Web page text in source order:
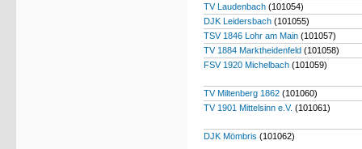
TV Laudenbach (101054)
DJK Leidersbach (101055)
TSV 1846 Lohr am Main (101057)
TV 1884 Marktheidenfeld (101058)
FSV 1920 Michelbach (101059)
TV Miltenberg 1862 (101060)
TV 1901 Mittelsinn e.V. (101061)
DJK Mömbris (101062)